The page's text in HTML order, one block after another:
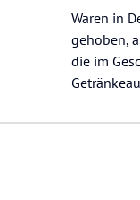
Waren in
gehoben,
die im